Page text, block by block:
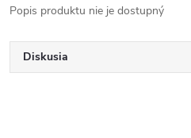
Popis produktu nie je dostupný
Diskusia